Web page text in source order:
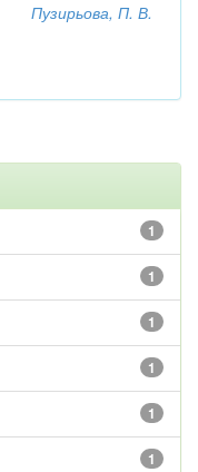
Пузирьова, П. В.
1
1
1
1
1
1